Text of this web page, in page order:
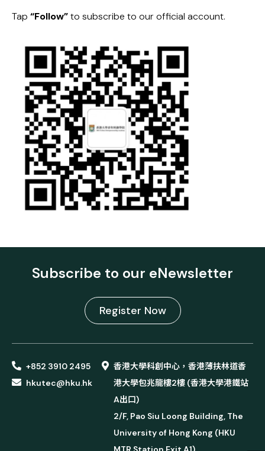
Tap “Follow”to subscribe to our official account.
Subscribe to our eNewsletter
Register Now
+852 3910 2495
hkutec@hku.hk
香港大學科創中心，香港薄扶林道香
港大學包兆龍樓2樓 (香港大學港鐵站
A出口)
2/F, Pao Siu Loong Building, The
University of Hong Kong (HKU